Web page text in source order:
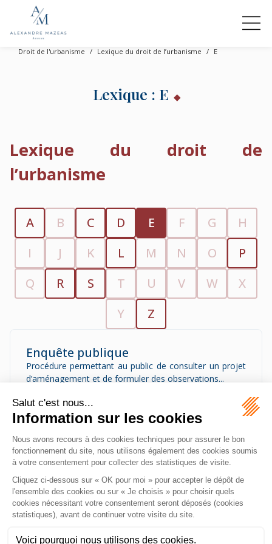
Droit de l'urbanisme Lexique du droit de l’urbanisme E
Lexique : E
Lexique du droit de
l’urbanisme
A B C D E F G
H
I
J K L M N O
P
Q
R S T U V W
X
Y
Z
Enquête publique
Procédure permettant au public de consulter un projet
d’aménagement et de formuler des observations...
Extension
Travaux visant à augmenter la surface d’une
construction existante...